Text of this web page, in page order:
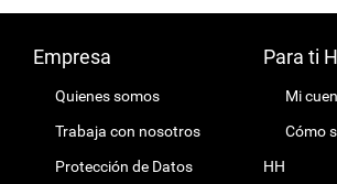
Empresa
Quienes somos
Trabaja con nosotros
Protección de Datos
Para ti
Mi
Cómo
HH